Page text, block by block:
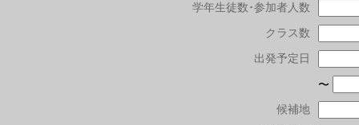
学年生徒数･参加者人数
クラス数
出発予定日
〜
候補地